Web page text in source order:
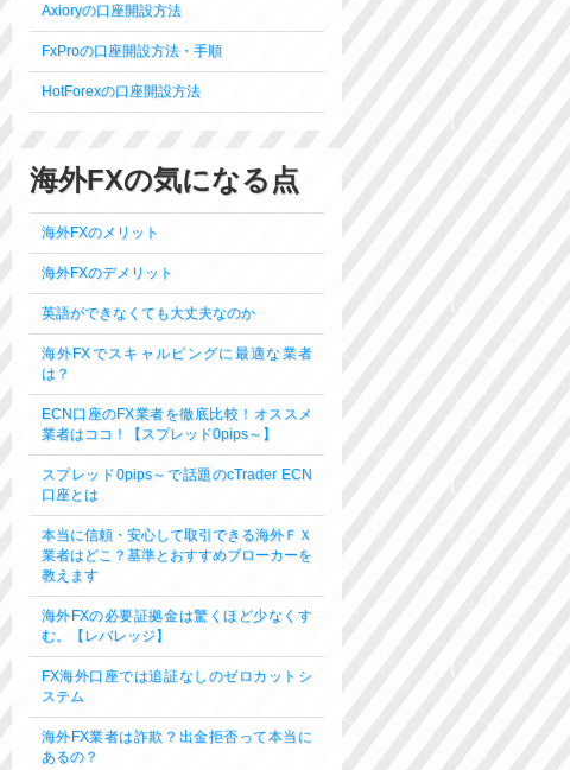
Axioryの口座開設方法
FxProの口座開設方法・手順
HotForexの口座開設方法
海外FXの気になる点
海外FXのメリット
海外FXのデメリット
英語ができなくても大丈夫なのか
海外FXでスキャルピングに最適な業者
は？
ECN口座のFX業者を徹底比較！オススメ
業者はココ！【スプレッド0pips～】
スプレッド0pips～で話題のcTrader ECN
口座とは
本当に信頼・安心して取引できる海外ＦＸ
業者はどこ？基準とおすすめブローカーを
教えます
海外FXの必要証拠金は驚くほど少なくす
む。【レバレッジ】
FX海外口座では追証なしのゼロカットシ
ステム
海外FX業者は詐欺？出金拒否って本当に
あるの？